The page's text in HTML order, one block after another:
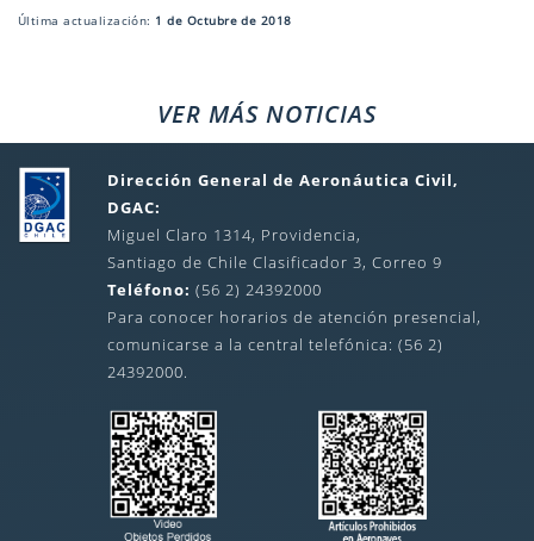
Última actualización: 1 de Octubre de 2018
VER MÁS NOTICIAS
Dirección General de Aeronáutica Civil,
DGAC:
Miguel Claro 1314, Providencia,
Santiago de Chile Clasificador 3, Correo 9
Teléfono: (56 2) 24392000
Para conocer horarios de atención presencial,
comunicarse a la central telefónica: (56 2)
24392000.